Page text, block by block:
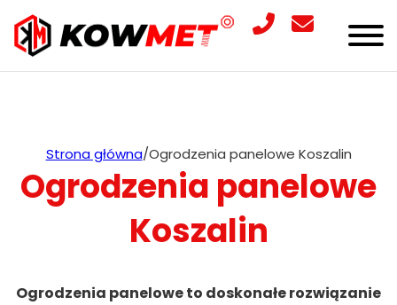
Strona główna/Ogrodzenia panelowe Koszalin
Ogrodzenia panelowe
Koszalin
Ogrodzenia panelowe to doskonałe rozwiązanie